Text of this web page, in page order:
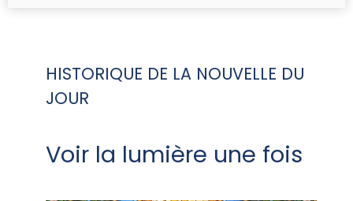
HISTORIQUE DE LA NOUVELLE DU
JOUR
Voir la lumière une fois